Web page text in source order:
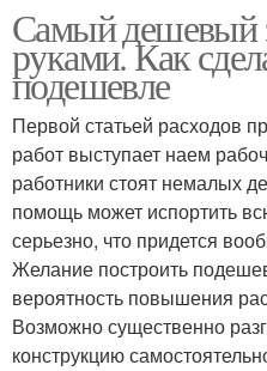
Самый дешевый
руками. Как
подешевле
Первой статьей расходов
работ выступает наем
работники стоят немалых
помощь может испортить
серьезно, что придется
Желание построить
вероятность повышения
Возможно существенно
конструкцию